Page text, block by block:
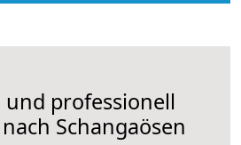
und professionell
Schangaösen